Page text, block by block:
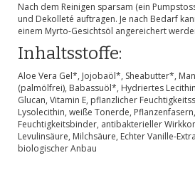
Nach dem Reinigen sparsam (ein
und Dekolleté auftragen. Je nach Bedarf
einem Myrto-Gesichtsöl angereichert
Inhaltsstoffe:
Aloe Vera Gel*, Jojobaöl*, Sheabutter*,
(palmölfrei), Babassuöl*, Hydriertes
Glucan, Vitamin E, pflanzlicher
Lysolecithin, weiße Tonerde,
Feuchtigkeitsbinder, antibakterieller
Levulinsäure, Milchsäure, Echter Vanille-
biologischer Anbau